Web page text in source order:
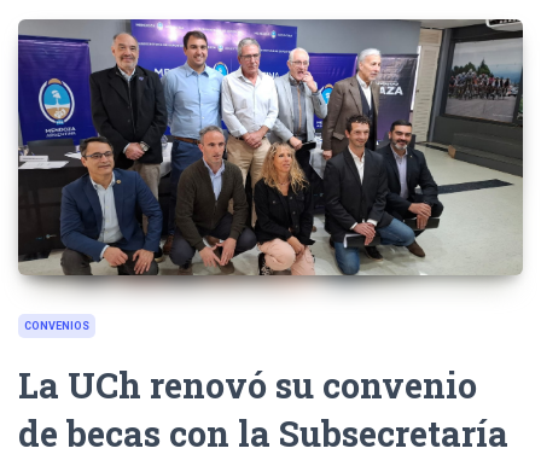
CONVENIOS
La UCh renovó su convenio
de becas con la Subsecretaría